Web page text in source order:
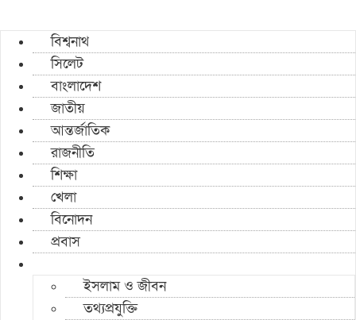
বিশ্বনাথ
সিলেট
বাংলাদেশ
জাতীয়
আন্তর্জাতিক
রাজনীতি
শিক্ষা
খেলা
বিনোদন
প্রবাস
ইসলাম ও জীবন
তথ্যপ্রযুক্তি